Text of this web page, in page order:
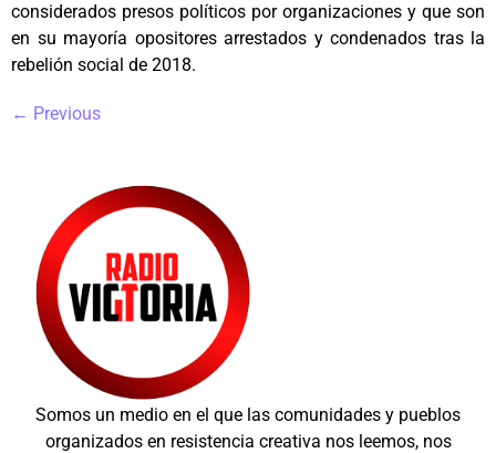
considerados presos políticos por organizaciones y que son
en su mayoría opositores arrestados y condenados tras la
rebelión social de 2018.
← Previous
Somos un medio en el que las comunidades y pueblos
organizados en resistencia creativa nos leemos, nos